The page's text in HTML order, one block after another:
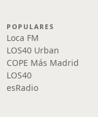
POPULARES
Loca FM
LOS40 Urban
COPE Más Madrid
LOS40
esRadio